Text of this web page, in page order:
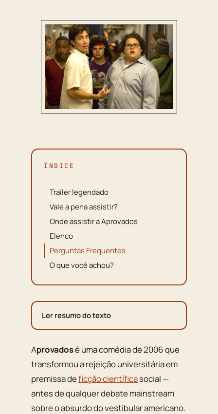
ÍNDICE
Trailer legendado
Vale a pena assistir?
Onde assistir a Aprovados
Elenco
Perguntas Frequentes
O que você achou?
Ler resumo do texto
Aprovadosé uma comédia de 2006 que
transformou a rejeição universitária em
premissa deficção científicasocial —
antes de qualquer debate mainstream
sobre o absurdo do vestibular americano.